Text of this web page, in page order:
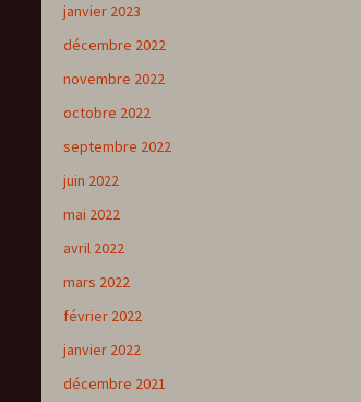
janvier 2023
décembre 2022
novembre 2022
octobre 2022
septembre 2022
juin 2022
mai 2022
avril 2022
mars 2022
février 2022
janvier 2022
décembre 2021